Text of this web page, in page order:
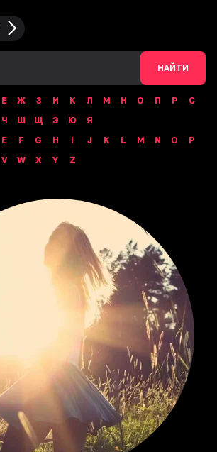
НАЙТИ
Е Ж З И К Л М Н О П Р
С
Ч Ш Щ Э Ю
Я
E F G H I J K L M N O
P
V W X Y Z